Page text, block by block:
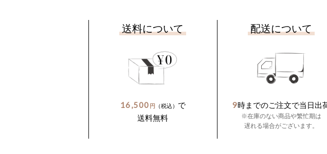
送料について
16,500 円 （税込） で
送料無料
配送について
9時までのご注文で当日出
※在庫のない商品や繁忙期は
遅れる場合がございます。